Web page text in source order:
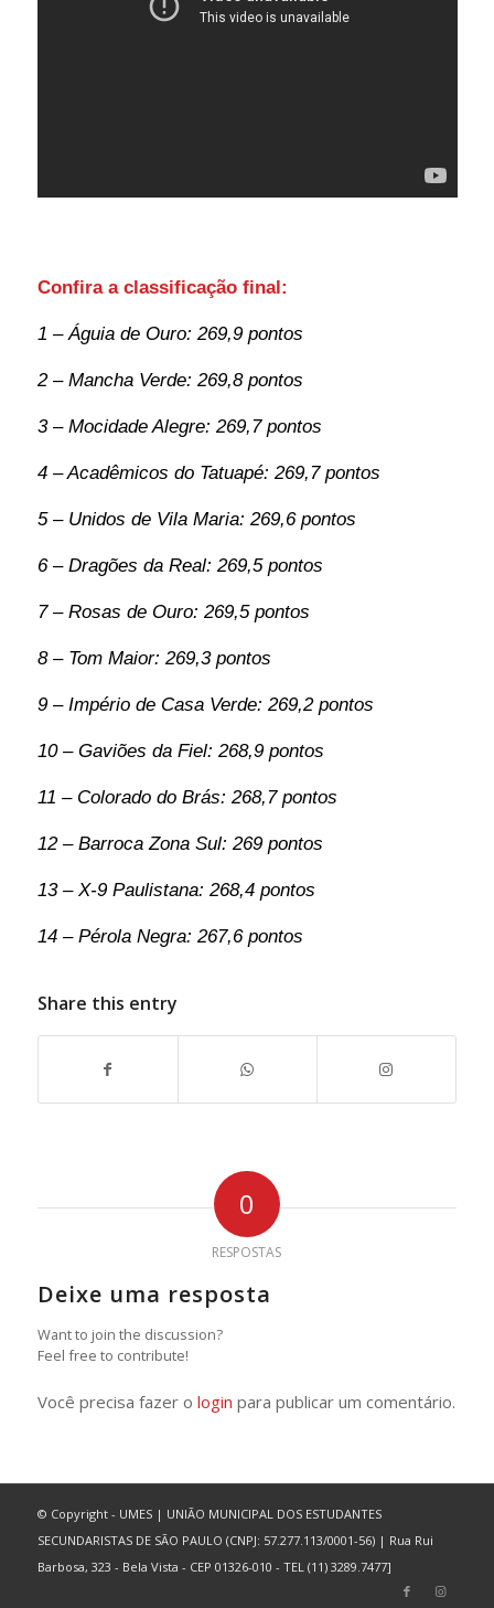
Confira a classificação final:
1 – Águia de Ouro: 269,9 pontos
2 – Mancha Verde: 269,8 pontos
3 – Mocidade Alegre: 269,7 pontos
4 – Acadêmicos do Tatuapé: 269,7 pontos
5 – Unidos de Vila Maria: 269,6 pontos
6 – Dragões da Real: 269,5 pontos
7 – Rosas de Ouro: 269,5 pontos
8 – Tom Maior: 269,3 pontos
9 – Império de Casa Verde: 269,2 pontos
10 – Gaviões da Fiel: 268,9 pontos
11 – Colorado do Brás: 268,7 pontos
12 – Barroca Zona Sul: 269 pontos
13 – X-9 Paulistana: 268,4 pontos
14 – Pérola Negra: 267,6 pontos
Share this entry
0
RESPOSTAS
Deixe uma resposta
Want to join the discussion?
Feel free to contribute!
Você precisa fazer o login para publicar um comentário.
© Copyright - UMES | UNIÃO MUNICIPAL DOS ESTUDANTES
SECUNDARISTAS DE SÃO PAULO (CNPJ: 57.277.113/0001-56) | Rua Rui
Barbosa, 323 - Bela Vista - CEP 01326-010 - TEL (11) 3289.7477]